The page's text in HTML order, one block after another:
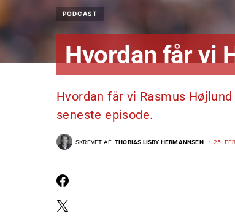
PODCAST
Hvordan får vi
Hvordan får vi Rasmus
seneste episode.
SKREVET AF THOBIAS LISBY HERMANNSEN 25.